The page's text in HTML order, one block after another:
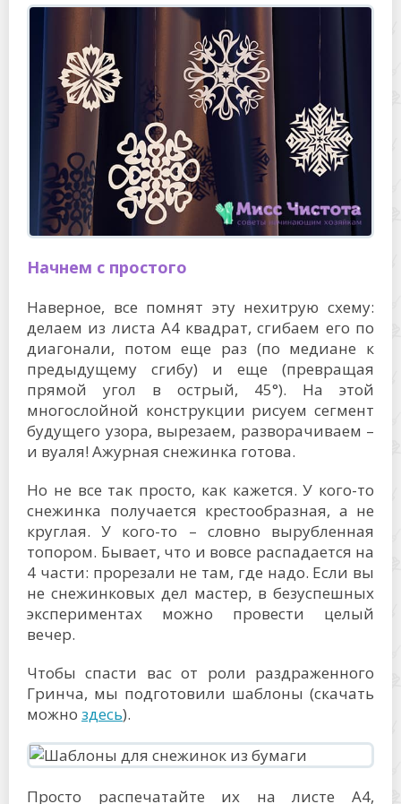
Начнем с простого
Наверное, все помнят эту нехитрую схему:
делаем из листа А4 квадрат, сгибаем его по
диагонали, потом еще раз (по медиане к
предыдущему сгибу) и еще (превращая
прямой угол в острый, 45°). На этой
многослойной конструкции рисуем сегмент
будущего узора, вырезаем, разворачиваем –
и вуаля! Ажурная снежинка готова.
Но не все так просто, как кажется. У кого-то
снежинка получается крестообразная, а не
круглая. У кого-то – словно вырубленная
топором. Бывает, что и вовсе распадается на
4 части: прорезали не там, где надо. Если вы
не снежинковых дел мастер, в безуспешных
экспериментах можно провести целый
вечер.
Чтобы спасти вас от роли раздраженного
Гринча, мы подготовили шаблоны (скачать
можно здесь).
Просто распечатайте их на листе А4,